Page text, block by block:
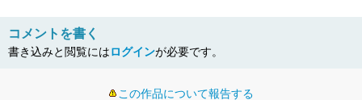
コメントを書く
書き込みと閲覧にはログインが必要です。
この作品について報告する